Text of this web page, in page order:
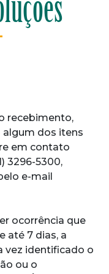
recebimento,
dos itens
em contato
3296-5300,
e-mail
ocorrência que
até 7 dias, a
vez identificado o
ou o